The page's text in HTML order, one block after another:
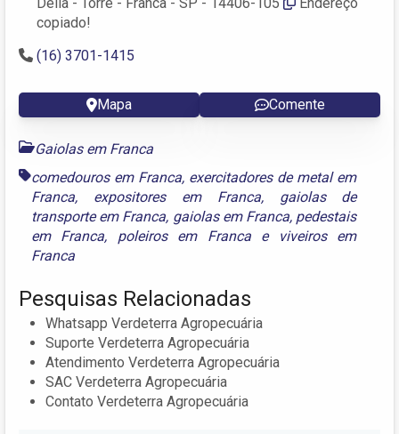
copiado!
(16) 3701-1415
Mapa Comente
Gaiolas em Franca
comedouros em Franca, exercitadores de metal em
Franca, expositores em Franca, gaiolas de
transporte em Franca, gaiolas em Franca, pedestais
em Franca, poleiros em Francae
viveiros em
Franca
Pesquisas Relacionadas
Whatsapp Verdeterra Agropecuária
Suporte Verdeterra Agropecuária
Atendimento Verdeterra Agropecuária
SAC Verdeterra Agropecuária
Contato Verdeterra Agropecuária